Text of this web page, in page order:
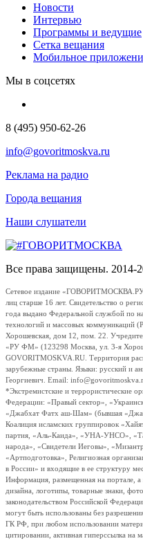
Новости
Интервью
Программы и ведущие
Сетка вещания
Мобильное
Мы в соцсетях
8 (495) 950-62-26
info@govoritmoskva.ru
Реклама на радио
Города вещания
Наши слушатели
Все права защищены. 2014-
Сетевое издание
лиц старше 16 лет. Свидетельство о
года выдано Федеральной службой по
технологий и массовых коммуникаций
Хорошевская, дом 12, пом. 22.
«РУ ФМ» (123298 Москва, ул. 3-я
GOVORITMOSKVA.RU. Территория
зарубежные страны. Языки: русский и
Георгиевич. Email:
*Экстремистские и террористические
Федерации: «Правый сектор»,
«Джабхат Фатх аш-Шам» (бывшая
Коалиция исламских группировок
партия, «Аль-Каида», «УНА-УНСО»,
народа», «Свидетели Иеговы»,
«Артподготовка», Религиозная
в России» и входящие в ее структуру
Информация, размещенная на портале,
дизайна, логотипы, товарные знаки,
законодательством Российской
могут быть использованы без
ГК РФ, при любом использовании
цитировании, активная гиперссылка на